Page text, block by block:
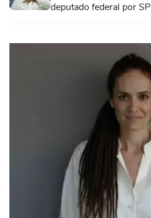
deputado federal por SP